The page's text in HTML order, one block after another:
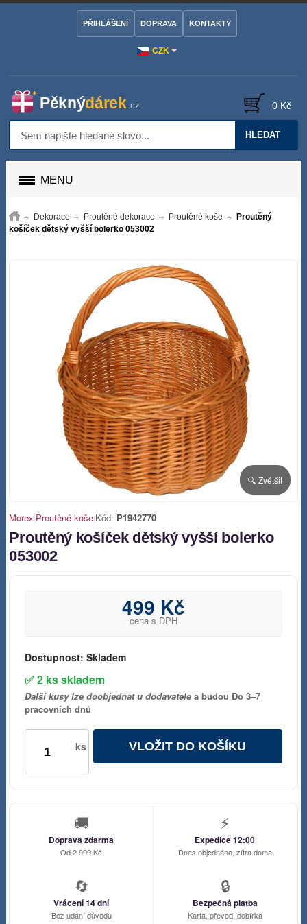
CZK
PŘIHLÁŠENÍ DOPRAVA KONTAKTY
HLEDAT
0 Kč
MENU
Dekorace Proutěné dekorace Proutěné koše
Proutěný
košíček dětský vyšší bolerko 053002
🔍 Zvětšit
Morex|Proutěné koše|Kód: P1942770
Proutěný košíček dětský vyšší bolerko
053002
499 Kč
cena s DPH
Dostupnost: Skladem
✅ 2 ks skladem
Další kusy lze doobjednat u dodavatele a budou Do 3–7
pracovních dnů
ks VLOŽIT DO KOŠÍKU
🚚
Doprava zdarma
Od 2 999 Kč
⚡
Expedice 12:00
Dnes objednáno, zítra doma
🔄
Vrácení 14 dní
Bez udání důvodu
🔒
Bezpečná platba
Karta, převod, dobírka